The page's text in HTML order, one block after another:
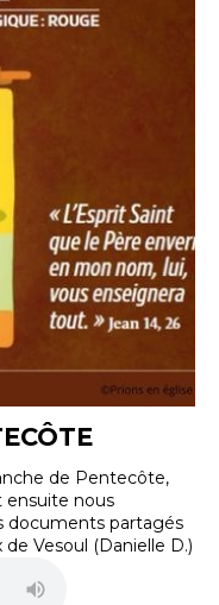
de Pentecôte,
ensuite nous
documents partagés
Vesoul (Danielle D.)